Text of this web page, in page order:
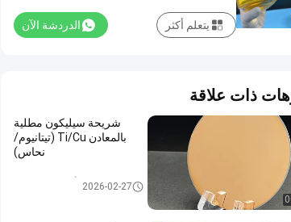
الدردشة الآن يتعلم أكثر
ذات علاقة
شريحة سيليكون مطلية
بالمعادن Ti/Cu (تيتانيوم/
نحاس)
ركيزة أشباه الموصلات2026-02-27